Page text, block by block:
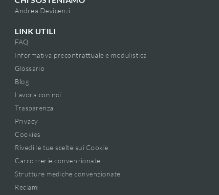
Andrea Devicenzi
LINK UTILI
FAQ
Informativa precontrattuale e modulistica
Glossario
Blog
Lavora con noi
Trasparenza
Privacy
Cookies
Rivedi le tue scelte sui Cookie
Carrozzerie convenzionate
Strutture mediche convenzionate
Reclami